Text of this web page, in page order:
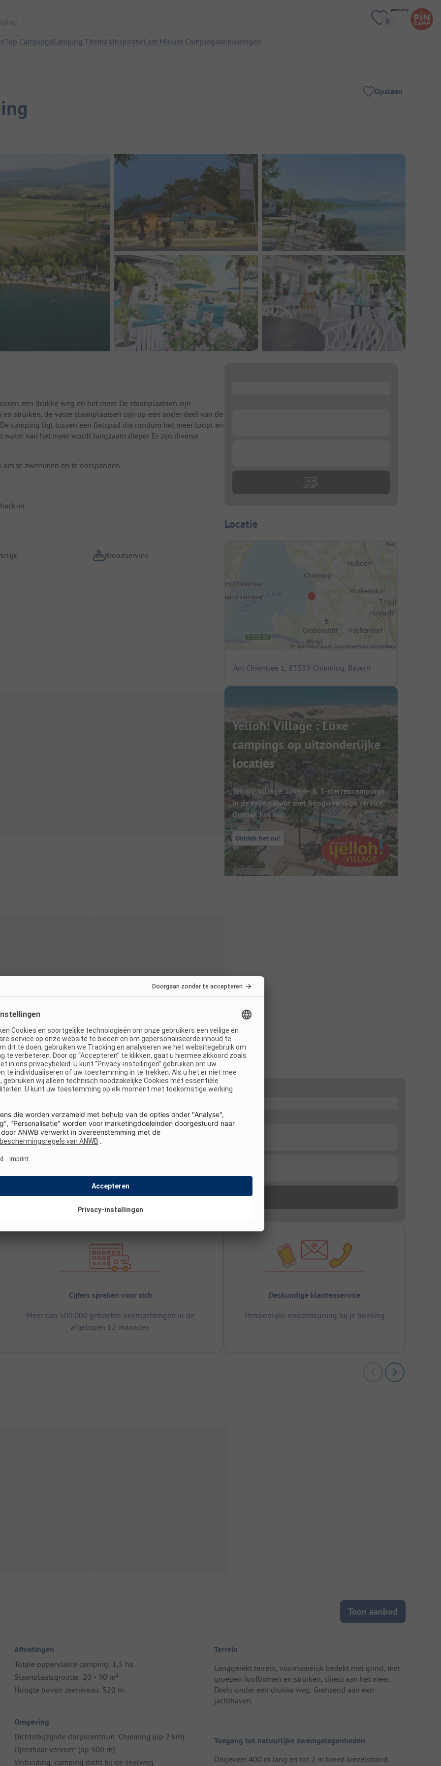
Top CampingsCamping Thema'sInspiratieLast Minute Campingaanbiedingen
Opslaan
een drukke weg en het meer. De staanplaatsen zijn
struiken, de vaste staanplaatsen zijn op een ander deel van de
camping ligt tussen een fietspad die rondom het meer loopt en
van het meer wordt langzaam dieper. Er zijn diverse
te zwemmen en te ontspannen.
in.
Broodservice
Locatie
Am Chiemsee 1, 83339 Chieming, Bayern
Yelloh! Village : Luxe
campings op uitzonderlijke
locaties
Yelloh! Village: luxe 4- & 5-sterrencampings
in de vrije natuur met hoogwaardige service.
Ontdek het nu!
Ontdek het nu!
Cijfers spreken voor zich
Meer dan 500.000 geboekte overnachtingen in de
afgelopen 12 maanden
Deskundige klantenservice
Persoonlijke ondersteuning bij je boeking
Toon aanbod
Afmetingen
Totale oppervlakte camping: 1,5 ha
Staanplaatsgrootte: 20 - 90 m²
Hoogte boven zeeniveau: 520 m
Omgeving
Dichtstbijzijnde dorpscentrum: Chieming (op 2 km)
Openbaar vervoer: (op 300 m)
Verbinding: camping dicht bij de snelweg
Terrein
Langgerekt terrein, voornamelijk bedekt met grind, met
groepen loofbomen en struiken, direct aan het meer.
Deels onder een drukke weg. Grenzend aan een
jachthaven.
Toegang tot natuurlijke zwemgelegenheden
Ongeveer 400 m lang en tot 2 m breed kiezelstrand.